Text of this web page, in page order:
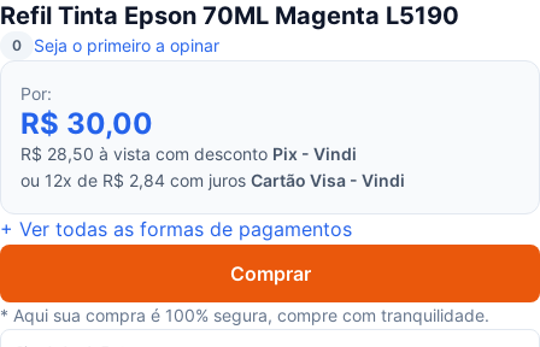
Refil Tinta Epson 70ML Magenta L5190
0 Seja o primeiro a opinar
Por:
R$ 30,00
R$ 28,50 à vista com desconto Pix - Vindi
ou 12x de R$ 2,84 com juros Cartão Visa - Vindi
+ Ver todas as formas de pagamentos
Comprar
* Aqui sua compra é 100% segura, compre com tranquilidade.